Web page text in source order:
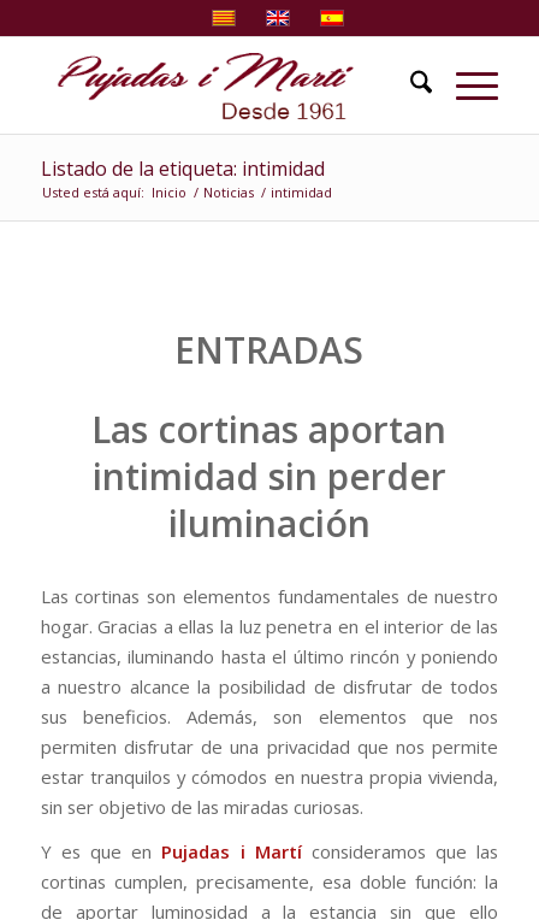
Listado de la etiqueta: intimidad
Usted está aquí: Inicio / Noticias / intimidad
ENTRADAS
Las cortinas aportan
intimidad sin perder
iluminación
Las cortinas son elementos fundamentales de nuestro
hogar. Gracias a ellas la luz penetra en el interior de las
estancias, iluminando hasta el último rincón y poniendo
a nuestro alcance la posibilidad de disfrutar de todos
sus beneficios. Además, son elementos que nos
permiten disfrutar de una privacidad que nos permite
estar tranquilos y cómodos en nuestra propia vivienda,
sin ser objetivo de las miradas curiosas.
Y es que en Pujadas i Martíconsideramos que las
cortinas cumplen, precisamente, esa doble función: la
de aportar luminosidad a la estancia sin que ello